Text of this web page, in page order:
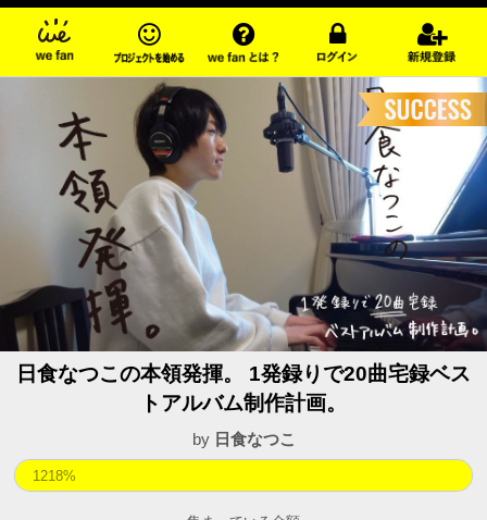
日食なつこの本領発揮。 1発録りで20曲宅録ベス
トアルバム制作計画。
by 日食なつこ
1218%